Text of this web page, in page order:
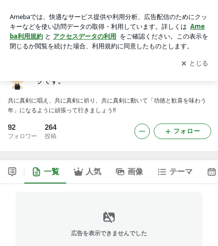
アプリをダウンロードして ブログの更新通知
を受け取りまし
ょう。
開く
グです。
共に真剣に唱え、共に真剣に祈り、共に真剣に動いて「功徳と歓喜を味わう
年」になるように頑張って行きましょう‼
92
フォロワー
264
投稿
フォロー
一覧 人気 画像 テーマ
広告を表示できませんでした